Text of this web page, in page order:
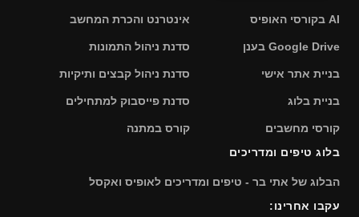
AI בקורסי האופיס
Google Drive בענן
בניית אתר אישי
בניית בלוג
קורסי מחשבים
אינטרנט והכרת המחשב
סדנת ניהול התמונות
סדנת ניהול קבצים ותיקיות
סדנת פייסבוק למתחילים
קורס במתנה
בלוג טיפים ומדריכים
הבלוג של אתי בר - טיפים ומדריכים לאופיס ואקסל
עקבו אחרינו: